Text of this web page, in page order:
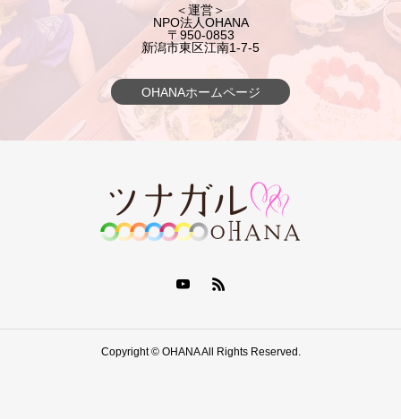
＜運営＞
NPO法人OHANA
〒950-0853
新潟市東区江南1-7-5
OHANAホームページ
Copyright © OHANA All Rights Reserved.